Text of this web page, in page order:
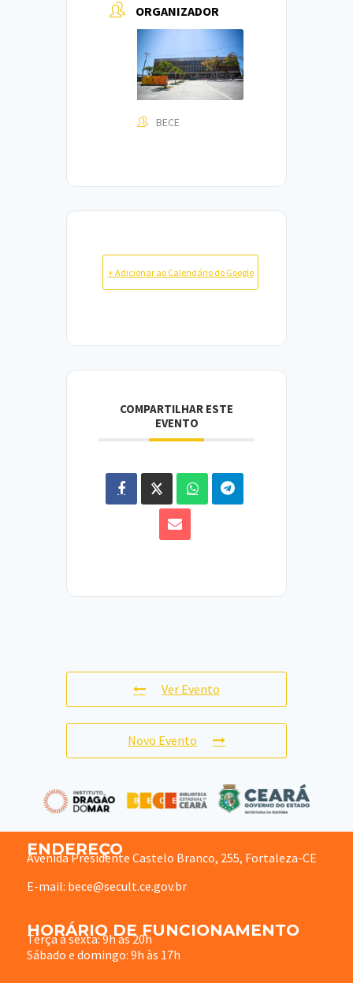
ORGANIZADOR
BECE
+ Adicionar ao Calendário do Google
COMPARTILHAR ESTE
EVENTO
Ver Evento
Novo Evento
ENDEREÇO
Avenida Presidente Castelo Branco, 255, Fortaleza-CE
E-mail: bece@secult.ce.gov.br
HORÁRIO DE FUNCIONAMENTO
Terça à sexta: 9h às 20h
Sábado e domingo: 9h às 17h